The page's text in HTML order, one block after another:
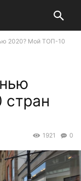
2020? Мой ТОП-10
0
1921